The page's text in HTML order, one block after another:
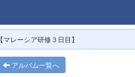
【マレーシア研修３日目】
アルバム一覧へ